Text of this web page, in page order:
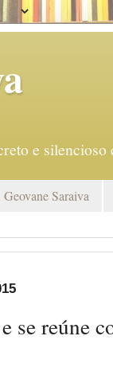
e
Saraiva
se reúne